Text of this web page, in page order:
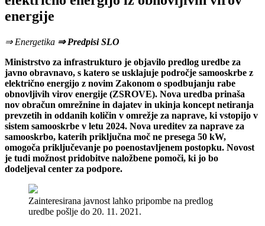
energije
⇒ Energetika ⇒ Predpisi SLO
Ministrstvo za infrastrukturo je objavilo predlog uredbe za
javno obravnavo, s katero se usklajuje področje samooskrbe z
električno energijo z novim Zakonom o spodbujanju rabe
obnovljivih virov energije (ZSROVE). Nova uredba prinaša
nov obračun omrežnine in dajatev in ukinja koncept netiranja
prevzetih in oddanih količin v omrežje za naprave, ki vstopijo v
sistem samooskrbe v letu 2024. Nova ureditev za naprave za
samooskrbo, katerih priključna moč ne presega 50 kW,
omogoča priključevanje po poenostavljenem postopku. Novost
je tudi možnost pridobitve naložbene pomoči, ki jo bo
dodeljeval center za podpore.
Zainteresirana javnost lahko pripombe na predlog
uredbe pošlje do 20. 11. 2021.